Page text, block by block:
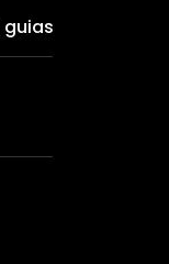
guias